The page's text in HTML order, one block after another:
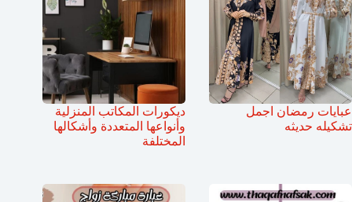
عبايات رمضان اجمل
تشكيله حديثه
ديكورات المكاتب المنزلية
وأنواعها المتعددة وأشكالها
المختلفة